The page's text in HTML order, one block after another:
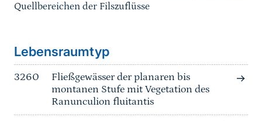
Quellbereichen der Filszuflüsse
Lebensraumtyp
3260
Fließgewässer der planaren bis
montanen Stufe mit Vegetation des
Ranunculion fluitantis